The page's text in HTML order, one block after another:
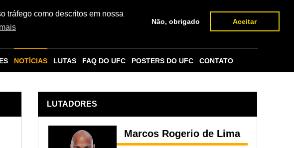
tráfego como descritos em nossa
Não, obrigado Aceitar
NOTÍCIAS LUTAS FAQ DO UFC POSTERS DO UFC CONTATO
LUTADORES
Marcos Rogerio de Lima